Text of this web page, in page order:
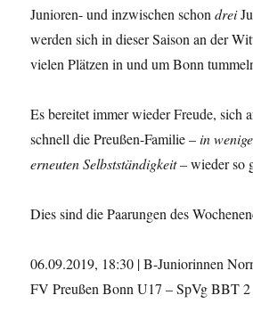
Junioren- und inzwischen schondrei
werden sich in dieser Saison an der
vielen Plätzen in und um Bonn
Es bereitet immer wieder Freude, sich
schnell die Preußen-Familie –in
erneuten Selbstständigkeit– wieder so
Dies sind die Paarungen des
06.09.2019, 18:30 | B-Juniorinnen
FV Preußen Bonn U17 – SpVg BBT 2